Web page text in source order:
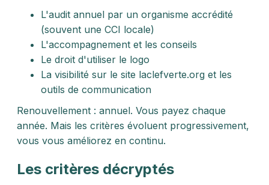
L'audit annuel par un organisme accrédité
(souvent une CCI locale)
L'accompagnement et les conseils
Le droit d'utiliser le logo
La visibilité sur le site laclefverte.org et les
outils de communication
Renouvellement : annuel. Vous payez chaque
année. Mais les critères évoluent progressivement,
vous vous améliorez en continu.
Les critères décryptés